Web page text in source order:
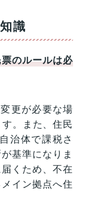
識
のルールは必
更が必要な場
。また、住民
治体で課税さ
基準になりま
くため、不在
イン拠点へ住